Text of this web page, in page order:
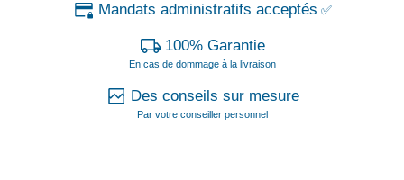
Mandats administratifs acceptés ✅
100% Garantie
En cas de dommage à la livraison
Des conseils sur mesure
Par votre conseiller personnel